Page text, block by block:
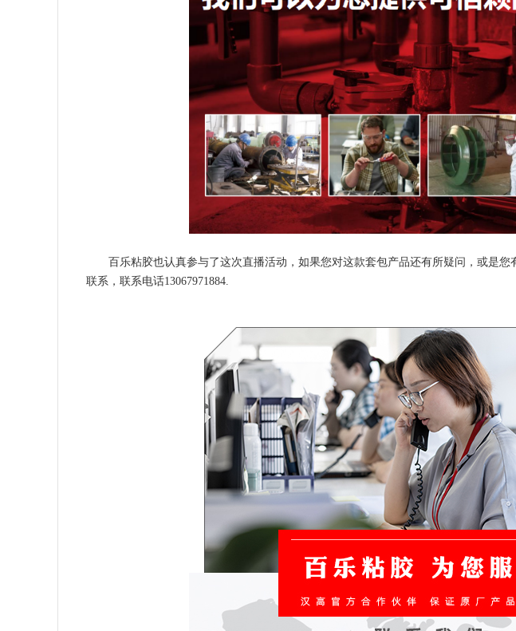
百乐粘胶也认真参与了这次直播活动，如果您对这款套包产品还有所疑问，或是
联系，联系电话13067971884.